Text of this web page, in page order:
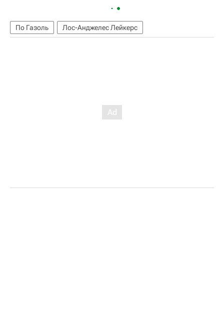
По Газоль Лос-Анджелес Лейкерс